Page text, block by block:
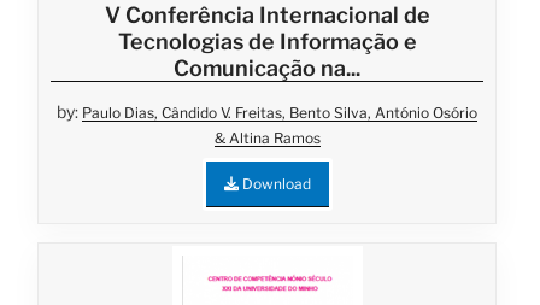
V Conferência Internacional de
Tecnologias de Informação e
Comunicação na...
by: Paulo Dias, Cândido V. Freitas, Bento Silva, António Osório
& Altina Ramos
Download